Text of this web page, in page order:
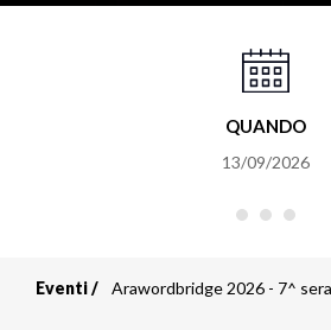
QUANDO
13/09/2026
Eventi Arawordbridge 2026 - 7^